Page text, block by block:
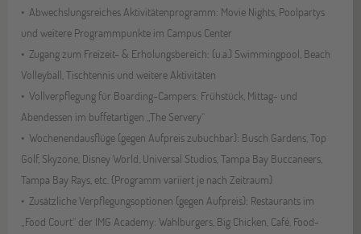
Abwechslungsreiches Aktivitätenprogramm: Movie Nights, Poolpartys
und weitere Programmpunkte im Campus Center
Zugang zum Freizeit- & Erholungsbereich: (u.a.) Swimmingpool, Beach
Volleyball, Tischtennis und weitere Aktivitäten
Vollverpflegung für Boarding-Campers: Frühstück, Mittag- und
Abendessen im buffetartigen „The Servery“
Wochenendausflüge (gegen Aufpreis zubuchbar): Busch Gardens, Top
Golf, Skyzone, Disney World, Universal Studios, Tampa Bay Buccaneers,
Tampa Bay Rays, etc. (Programm variiert je nach Zeitraum)
Zusätzliche Verpflegungsoptionen (gegen Aufpreis): Restaurants im
„Food Court“ der IMG Academy: Wahlburgers, Big Chicken, Café, Food-